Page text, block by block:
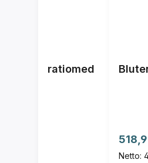
ratiomed
Netto: